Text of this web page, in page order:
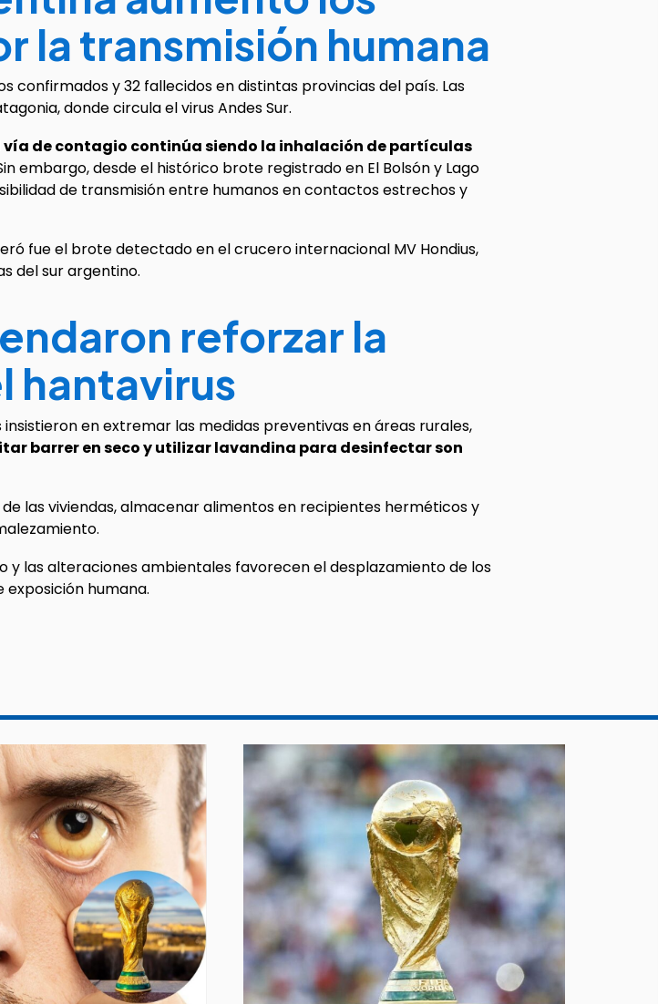
la transmisión humana
confirmados y 32 fallecidos en distintas provincias del país. Las
donde circula el virus Andes Sur.
de contagio continúa siendo la inhalación de partículas
embargo, desde el histórico brote registrado en El Bolsón y Lago
de transmisión entre humanos en contactos estrechos y
fue el brote detectado en el crucero internacional MV Hondius,
del sur argentino.
reforzar la
hantavirus
en extremar las medidas preventivas en áreas rurales,
barrer en seco y utilizar lavandina para desinfectar son
las viviendas, almacenar alimentos en recipientes herméticos y
las alteraciones ambientales favorecen el desplazamiento de los
humana.